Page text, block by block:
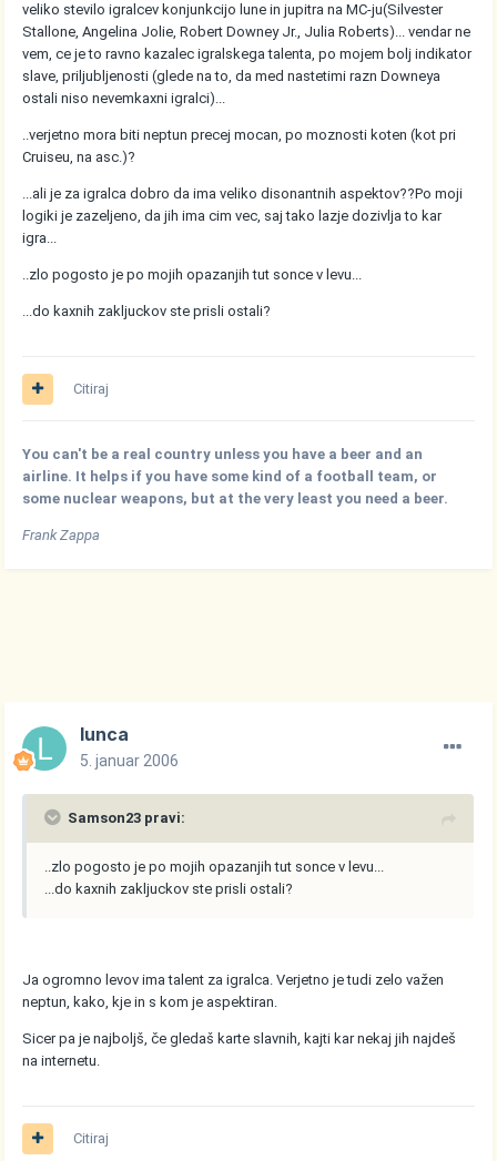
veliko stevilo igralcev konjunkcijo lune in jupitra na MC-ju(Silvester
Stallone, Angelina Jolie, Robert Downey Jr., Julia Roberts)... vendar ne
vem, ce je to ravno kazalec igralskega talenta, po mojem bolj indikator
slave, priljubljenosti (glede na to, da med nastetimi razn Downeya
ostali niso nevemkaxni igralci)...
..verjetno mora biti neptun precej mocan, po moznosti koten (kot pri
Cruiseu, na asc.)?
...ali je za igralca dobro da ima veliko disonantnih aspektov??Po moji
logiki je zazeljeno, da jih ima cim vec, saj tako lazje dozivlja to kar
igra...
..zlo pogosto je po mojih opazanjih tut sonce v levu...
...do kaxnih zakljuckov ste prisli ostali?
Citiraj
You can't be a real country unless you have a beer and an
airline. It helps if you have some kind of a football team, or
some nuclear weapons, but at the very least you need a beer.
Frank Zappa
lunca
5. januar 2006
Samson23 pravi:
..zlo pogosto je po mojih opazanjih tut sonce v levu...
...do kaxnih zakljuckov ste prisli ostali?
Ja ogromno levov ima talent za igralca. Verjetno je tudi zelo važen
neptun, kako, kje in s kom je aspektiran.
Sicer pa je najboljš, če gledaš karte slavnih, kajti kar nekaj jih najdeš
na internetu.
Citiraj